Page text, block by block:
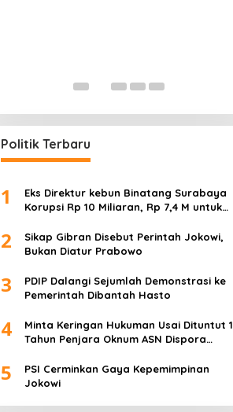
Politik Terbaru
1
Eks Direktur kebun Binatang Surabaya
Korupsi Rp 10 Miliaran, Rp 7,4 M untuk
Bersalah
2
Sikap Gibran Disebut Perintah Jokowi,
Bukan Diatur Prabowo
3
PDIP Dalangi Sejumlah Demonstrasi ke
Pemerintah Dibantah Hasto
4
Minta Keringan Hukuman Usai Dituntut 1
Tahun Penjara Oknum ASN Dispora
5
PSI Cerminkan Gaya Kepemimpinan
Jokowi